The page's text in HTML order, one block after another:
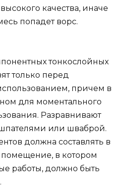
качества, иначе
попадет ворс.
тонкослойных
только перед
причем в
для моментального
Разравнивают
шпателями или шваброй.
должна составлять в
помещение, в котором
работы, должно быть